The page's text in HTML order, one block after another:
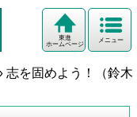
メニュー
東進
ホームページ
志を固めよう！（鈴木